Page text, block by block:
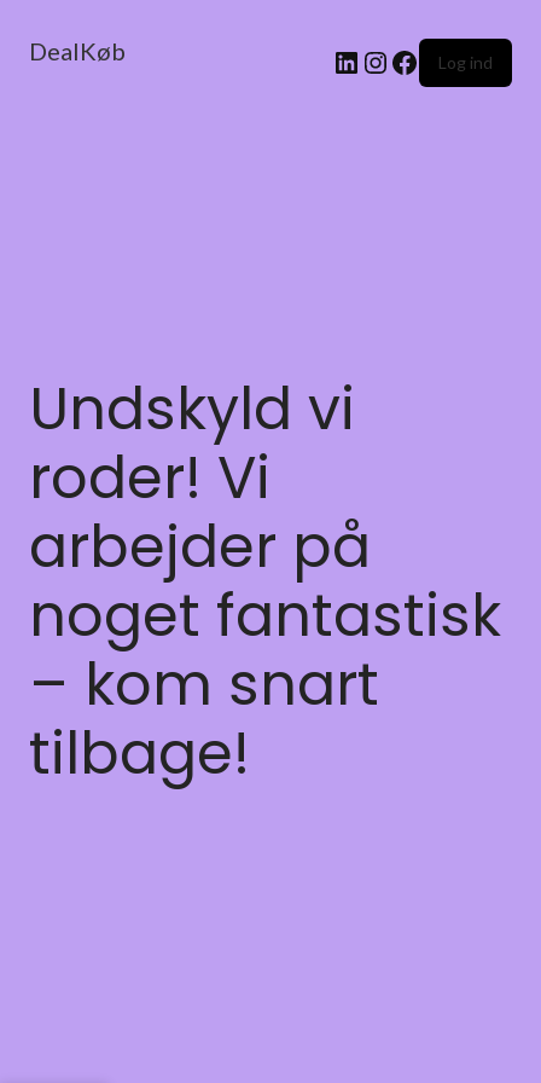
DealKøb Log ind
Undskyld vi
roder! Vi
arbejder på
noget fantastisk
– kom snart
tilbage!